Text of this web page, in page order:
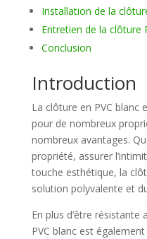
Installation de la
Entretien de la clôture
Conclusion
Introduction
La clôture en PVC blanc
pour de nombreux
nombreux avantages.
propriété, assurer
touche esthétique, la
solution polyvalente et
En plus d’être
PVC blanc est